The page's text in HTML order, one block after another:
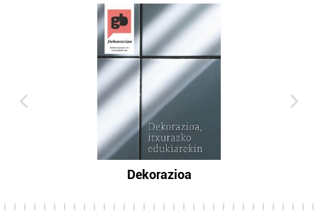
Dekorazioa